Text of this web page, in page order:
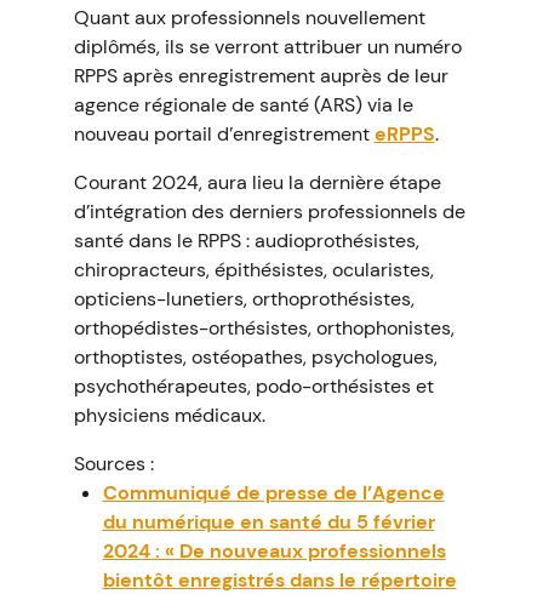
Quant aux professionnels nouvellement
diplômés, ils se verront attribuer un numéro
RPPS après enregistrement auprès de leur
agence régionale de santé (ARS) via le
nouveau portail d’enregistrementeRPPS.
Courant 2024, aura lieu la dernière étape
d’intégration des derniers professionnels de
santé dans le RPPS : audioprothésistes,
chiropracteurs, épithésistes, ocularistes,
opticiens-lunetiers, orthoprothésistes,
orthopédistes-orthésistes, orthophonistes,
orthoptistes, ostéopathes, psychologues,
psychothérapeutes, podo-orthésistes et
physiciens médicaux.
Sources :
Communiqué de presse de l’Agence
du numérique en santé du 5 février
2024 : « De nouveaux professionnels
bientôt enregistrés dans le répertoire